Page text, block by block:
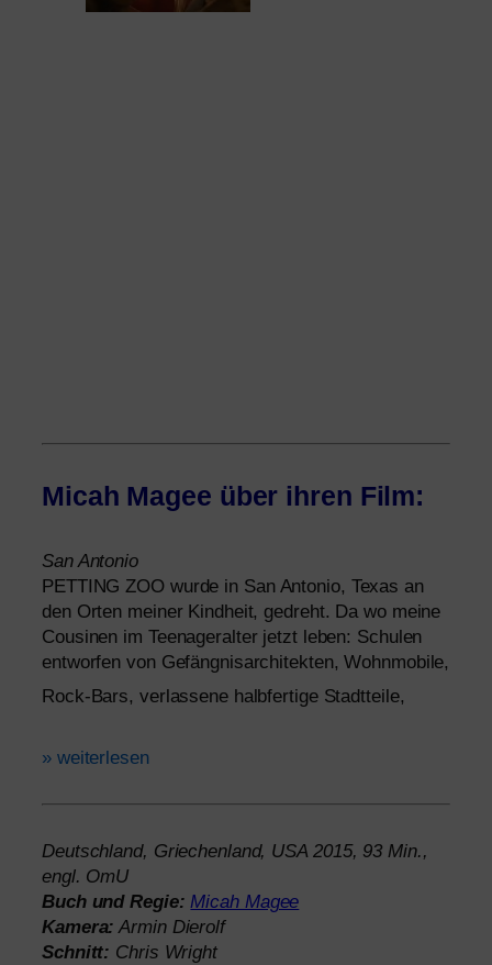
Micah Magee über ihren Film:
San Antonio
PETTING ZOOwur­de in San Antonio, Texas an
den Orten mei­ner Kindheit, gedreht. Da wo mei­ne
Cousinen im Teenageralter jetzt leben: Schulen
ent­wor­fen von Gefängnisarchitekten, Wohnmobile,
Rock-Bars, ver­las­se­ne halb­fer­ti­ge Stadtteile,
»wei­ter­le­sen
Deutschland, Griechenland, USA 2015, 93 Min.,
engl. OmU
Buch und Regie: Micah Magee
Kamera: Armin Dierolf
Schnitt: Chris Wright